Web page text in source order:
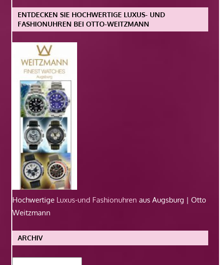
ENTDECKEN SIE HOCHWERTIGE LUXUS- UND
FASHIONUHREN BEI OTTO-WEITZMANN
Hochwertige Luxus-und Fashionuhren aus Augsburg | Otto
Weitzmann
ARCHIV